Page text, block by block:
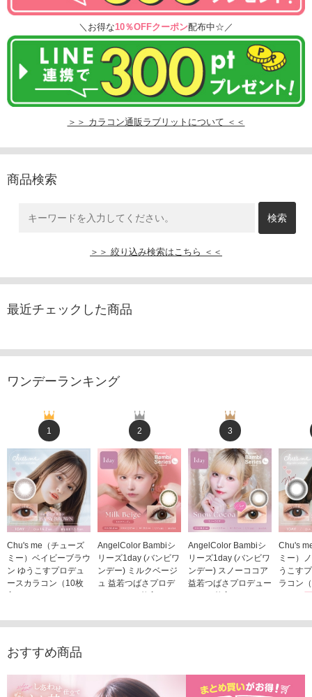
＼お得な10％OFFクーポン配布中☆／
＞＞ カラコン通販ラブリットについて ＜＜
商品検索
＞＞ 絞り込み検索はこちら ＜＜
最近チェックした商品
ワンデーランキング
1
Chu's me（チューズ
ミー）ベイビーブラウ
ン ゆうこすプロデュ
ースカラコン（10枚
入り）
2
AngelColor Bambiシ
リーズ1day (バンビワ
ンデー) ミルクベージ
ュ 益若つばさプロデ
ュース（10枚入り）
3
AngelColor Bambiシ
リーズ1day (バンビワ
ンデー) スノーココア
益若つばさプロデュー
ス（10枚入り）
Chu's
ミー）
うこす
ラコン
おすすめ商品